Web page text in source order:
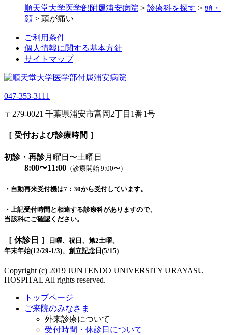
順天堂大学医学部附属浦安病院 > 診療科を探す > 頭・
顔 > 頭が痛い
ご利用条件
個人情報に関する基本方針
サイトマップ
047-353-3111
〒279-0021 千葉県浦安市富岡2丁目1番1号
［ 受付および診療時間 ］
初診・再診月曜日〜土曜日
8:00〜11:00 （診療開始 9:00〜）
・自動再来受付機は7：30から受付しています。
・上記受付時間と相違する診療科がありますので、
当該科にご確認ください。
［ 休診日 ］
日曜、祝日、第2土曜、
年末年始(12/29-1/3)、創立記念日(5/15)
Copyright (c) 2019 JUNTENDO UNIVERSITY URAYASU
HOSPITAL All rights reserved.
トップページ
ご来院のみなさま
外来診療について
受付時間・休診日について